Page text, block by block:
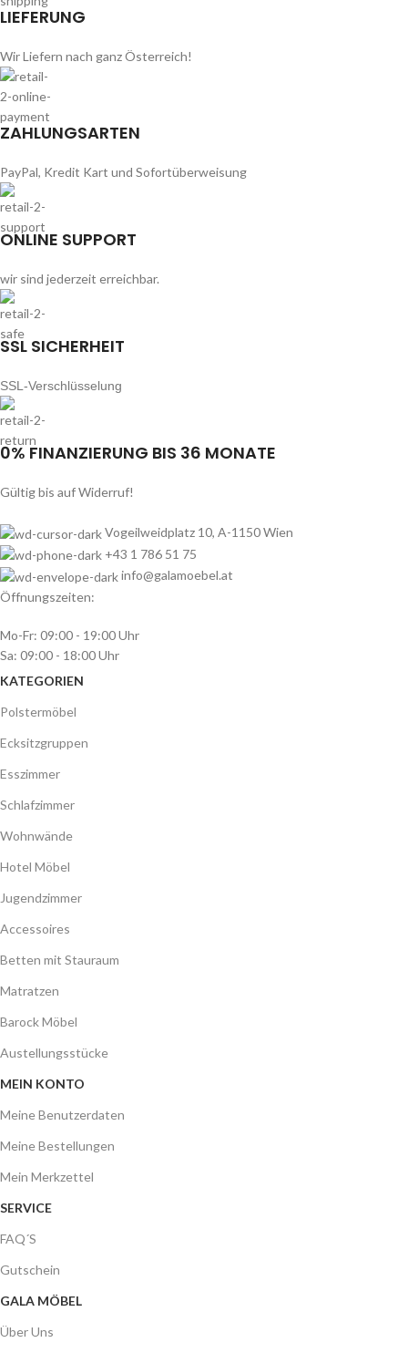
LIEFERUNG
Wir Liefern nach ganz Österreich!
ZAHLUNGSARTEN
PayPal, Kredit Kart und Sofortüberweisung
ONLINE SUPPORT
wir sind jederzeit erreichbar.
SSL SICHERHEIT
SSL-Verschlüsselung
0% FINANZIERUNG BIS 36 MONATE
Gültig bis auf Widerruf!
Vogeilweidplatz 10, A-1150 Wien
+43 1 786 51 75
info@galamoebel.at
Öffnungszeiten:
Mo-Fr: 09:00 - 19:00 Uhr
Sa: 09:00 - 18:00 Uhr
KATEGORIEN
Polstermöbel
Ecksitzgruppen
Esszimmer
Schlafzimmer
Wohnwände
Hotel Möbel
Jugendzimmer
Accessoires
Betten mit Stauraum
Matratzen
Barock Möbel
Austellungsstücke
MEIN KONTO
Meine Benutzerdaten
Meine Bestellungen
Mein Merkzettel
SERVICE
FAQ´S
Gutschein
GALA MÖBEL
Über Uns